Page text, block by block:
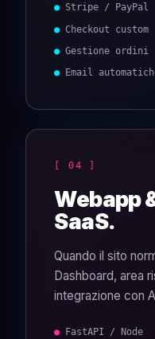
● Stripe / PayPal
● Checkout custom
● Gestione ordini
● Email
[ 04 ]
Webapp
SaaS.
Quando il sito
Dashboard, area
integrazione con
● FastAPI / Node